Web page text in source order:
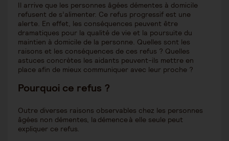
Il arrive que les personnes âgées démentes à domicile
refusent de s’alimenter. Ce refus progressif est une
alerte. En effet, les conséquences peuvent être
dramatiques pour la qualité de vie et la poursuite du
maintien à domicile de la personne. Quelles sont les
raisons et les conséquences de ces refus ? Quelles
astuces concrètes les aidants peuvent-ils mettre en
place afin de mieux communiquer avec leur proche ?
Pourquoi ce refus ?
Outre diverses raisons observables chez les personnes
âgées non démentes, la démence à elle seule peut
expliquer ce refus.